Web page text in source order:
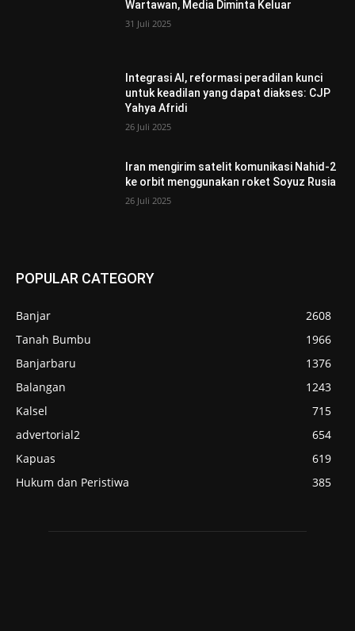
Wartawan, Media Diminta Keluar
31 Juli 2025
Integrasi AI, reformasi peradilan kunci
untuk keadilan yang dapat diakses: CJP
Yahya Afridi
26 Juli 2025
Iran mengirim satelit komunikasi Nahid-2
ke orbit menggunakan roket Soyuz Rusia
26 Juli 2025
POPULAR CATEGORY
Banjar
2608
Tanah Bumbu
1966
Banjarbaru
1376
Balangan
1243
Kalsel
715
advertorial2
654
Kapuas
619
Hukum dan Peristiwa
385